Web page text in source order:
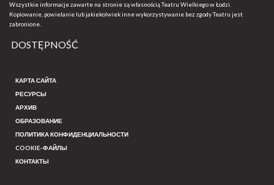
Wszystkie informacje zawarte na stronie są własnością Teatru Wielkiego w Łodzi.
Kopiowanie, powielanie lub jakiekolwiek inne wykorzystywanie bez zgody Teatru jest
zabronione.
DOSTĘPNOŚĆ
КАРТА САЙТА
РЕСУРСЫ
АРХИВ
ОБРАЗОВАНИЕ
ПОЛИТИКА КОНФИДЕНЦИАЛЬНОСТИ
COOKIE-ФАЙЛЫ
КОНТАКТЫ